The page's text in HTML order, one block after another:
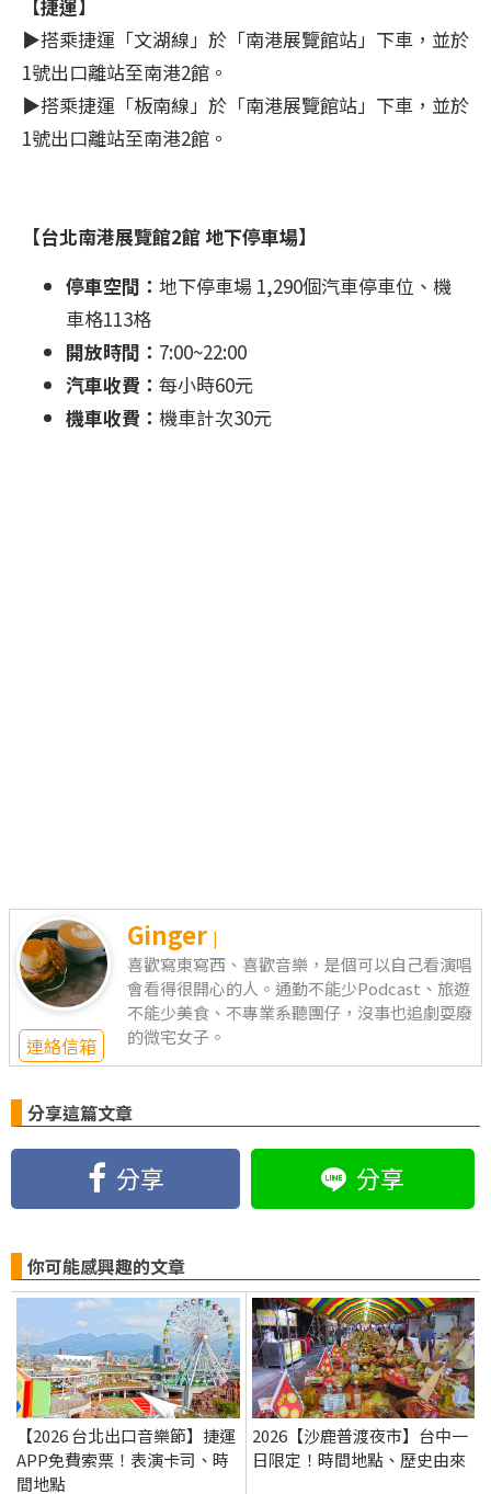
【捷運】
▶搭乘捷運「文湖線」於「南港展覽館站」下車，並於
1號出口離站至南港2館。
▶搭乘捷運「板南線」於「南港展覽館站」下車，並於
1號出口離站至南港2館。
【台北南港展覽館2館 地下停車場】
停車空間： 地下停車場 1,290個汽車停車位、機
車格113格
開放時間： 7:00~22:00
汽車收費： 每小時60元
​機車收費： 機車計次30元
連絡信箱
Ginger |
喜歡寫東寫西、喜歡音樂，是個可以自己看演唱
會看得很開心的人。通勤不能少Podcast、旅遊
不能少美食、不專業系聽團仔，沒事也追劇耍廢
的微宅女子。
分享這篇文章
分享 分享
你可能感興趣的文章
【2026 台北出口音樂節】捷運
APP免費索票！表演卡司、時
間地點
2026【沙鹿普渡夜市】台中一
日限定！時間地點、歷史由來